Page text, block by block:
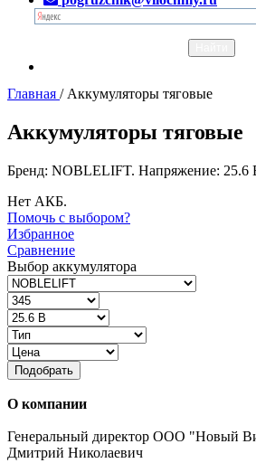
Главная / Аккумуляторы тяговые
Аккумуляторы тяговые
Бренд: NOBLELIFT. Напряжение: 25.6
Нет АКБ.
Помочь с выбором?
Избранное
Сравнение
Выбор аккумулятора
Подобрать
О компании
Генеральный директор ООО "Новый
Дмитрий Николаевич